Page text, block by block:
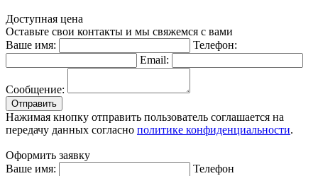
Доступная цена
Оставьте свои контакты и мы свяжемся с вами
Ваше имя:
Телефон:
Email:
Сообщение:
Отправить
Нажимая кнопку отправить пользователь соглашается на
передачу данных согласно политике конфиденциальности.
Оформить заявку
Ваше имя:
Телефон